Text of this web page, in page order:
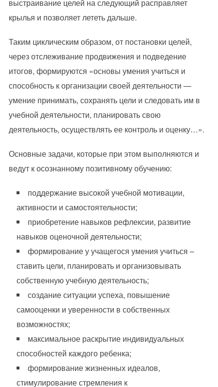
выстраивание целей на следующий расправляет
крылья и позволяет лететь дальше.
Таким циклическим образом, от постановки целей,
через отслеживание продвижения и подведение
итогов, формируются «основы умения учиться и
способность к организации своей деятельности —
умение принимать, сохранять цели и следовать им в
учебной деятельности, планировать свою
деятельность, осуществлять ее контроль и оценку…».
Основные задачи, которые при этом выполняются и
ведут к осознанному позитивному обучению:
поддержание высокой учебной мотивации,
активности и самостоятельности;
приобретение навыков рефлексии, развитие
навыков оценочной деятельности;
формирование у учащегося умения учиться –
ставить цели, планировать и организовывать
собственную учебную деятельность;
создание ситуации успеха, повышение
самооценки и уверенности в собственных
возможностях;
максимальное раскрытие индивидуальных
способностей каждого ребенка;
формирование жизненных идеалов,
стимулирование стремления к